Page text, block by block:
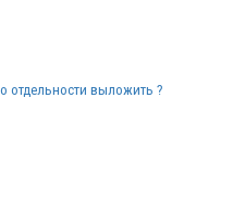
отдельности выложить ?